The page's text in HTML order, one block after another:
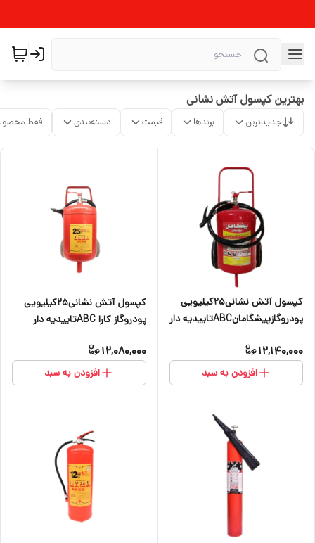
بهترین کپسول آتش نشانی
جدیدترین برندها قیمت دسته‌بندی فقط
کپسول آتش نشانی25کیلیویی
پودروگازپیشگامانABCتاییدیه دار
12,140,000
افزودن به سبد
کپسول آتش نشانی25کیلیویی
پودروگاز کارا ABCتاییدیه دار
12,080,000
افزودن به سبد